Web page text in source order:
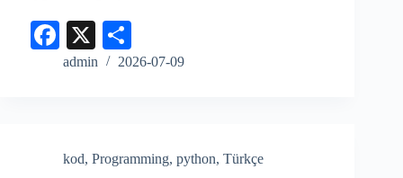
Fa
ce
X
ha
admin 2026-07-09
kod, Programming, python, Türkçe